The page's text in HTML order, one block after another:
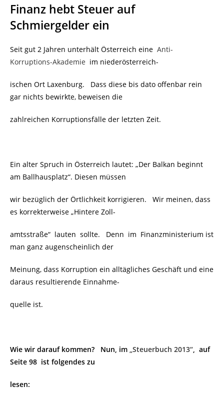
Finanz hebt Steuer auf
Schmiergelder ein
Seit gut 2 Jahren unterhält Österreich eine Anti-
Korruptions-Akademie im niederösterreich-
ischen Ort Laxenburg. Dass diese bis dato offenbar rein
gar nichts bewirkte, beweisen die
zahlreichen Korruptionsfälle der letzten Zeit.
Ein alter Spruch in Österreich lautet: „Der Balkan beginnt
am Ballhausplatz“. Diesen müssen
wir bezüglich der Örtlichkeit korrigieren. Wir meinen, dass
es korrekterweise „Hintere Zoll-
amtsstraße“ lauten sollte. Denn im Finanzministerium ist
man ganz augenscheinlich der
Meinung, dass Korruption ein alltägliches Geschäft und eine
daraus resultierende Einnahme-
quelle ist.
Wie wir darauf kommen? Nun, im „Steuerbuch 2013“
auf
Seite 98 ist folgendes zu
lesen: